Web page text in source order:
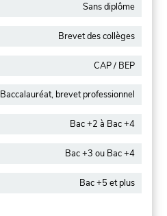
Sans diplôme
Brevet des collèges
CAP / BEP
Baccalauréat, brevet professionnel
Bac +2 à Bac +4
Bac +3 ou Bac +4
Bac +5 et plus